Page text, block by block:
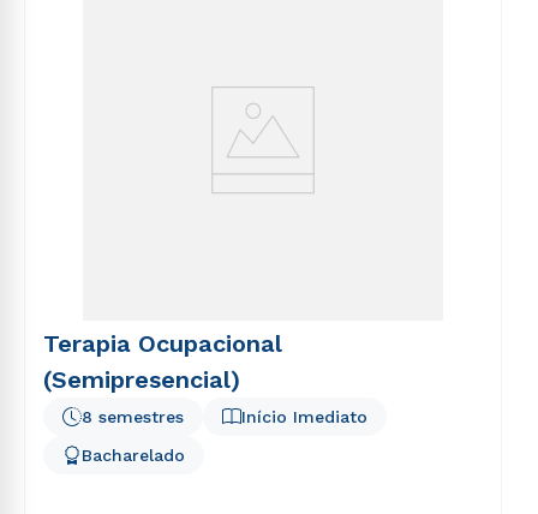
Terapia Ocupacional
(Semipresencial)
Início Imediato
8 semestres
Bacharelado